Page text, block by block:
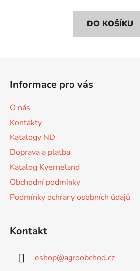
DO KOŠÍKU
Informace pro vás
O nás
Kontakty
Katalogy ND
Doprava a platba
Katalog Kverneland
Obchodní podmínky
Podmínky ochrany osobních údajů
Kontakt
eshop@agroobchod.cz